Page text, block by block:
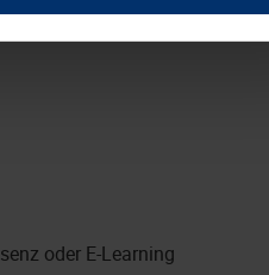
oder E-Learning